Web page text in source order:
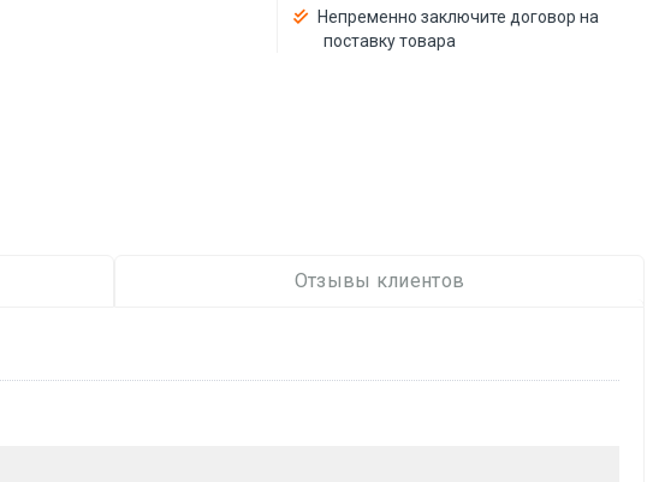
Непременно заключите договор на
поставку товара
Отзывы клиентов